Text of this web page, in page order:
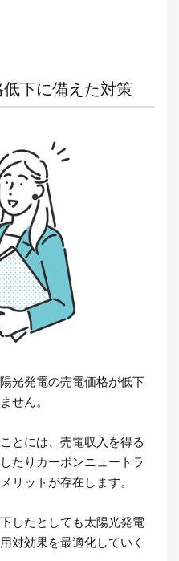
下に備えた対策
光発電の売電価格が低下
せん。
とには、売電収入を得る
たりカーボンニュートラ
リットが存在します。
したとしても太陽光発電
対効果を最適化していく